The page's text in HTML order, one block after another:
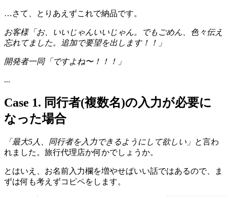
…さて、とりあえずこれで納品です。
お客様「お、いいじゃんいいじゃん。でもごめん、色々伝え
忘れてました。追加で要望を出します！！」
開発者一同「ですよね〜！！！」
...
Case 1. 同行者(複数名)の入力が必要に
なった場合
「最大5人、同行者を入力できるようにして欲しい」 と言わ
れました。旅行代理店か何かでしょうか。
とはいえ、お名前入力欄を増やせばいい話ではあるので、ま
ずは何も考えずコピペをします。